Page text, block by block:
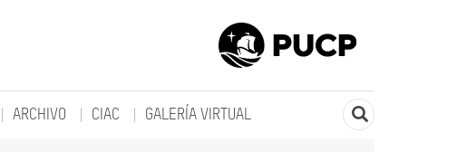
ARCHIVO CIAC GALERÍA VIRTUAL